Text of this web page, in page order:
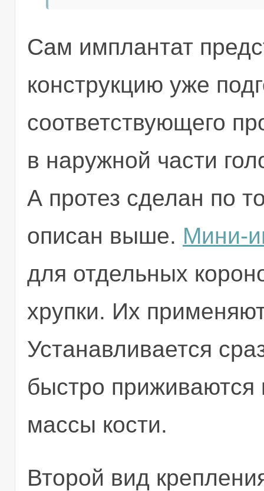
Сам имплантат
конструкцию уже
соответствующего
в наружной части
А протез сделан по
описан выше. Мини-
для отдельных
хрупки. Их
Устанавливается
быстро
массы кости.
Второй вид